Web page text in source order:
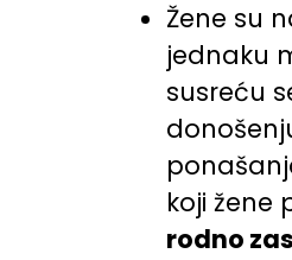
Žene su
jednaku
susreću
koji žene
rodno